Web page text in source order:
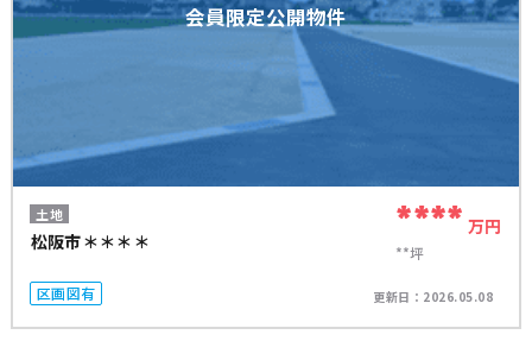
会員限定公開物件
土地
松阪市＊＊＊＊ **** 万円
**坪
区画図有
更新日： 2026.05.08